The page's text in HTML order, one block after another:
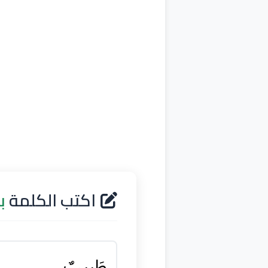
اكتب الكلمة